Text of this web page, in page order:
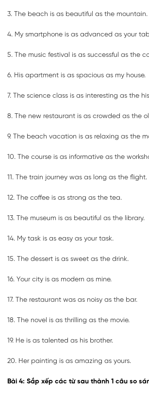
3. The beach is as beautiful as the mountain.
4. My smartphone is as advanced as your
5. The music festival is as successful as the
6. His apartment is as spacious as my house.
7. The science class is as interesting as the
8. The new restaurant is as crowded as the
9. The beach vacation is as relaxing as the
10. The course is as informative as the
11. The train journey was as long as the flight.
12. The coffee is as strong as the tea.
13. The museum is as beautiful as the library.
14. My task is as easy as your task.
15. The dessert is as sweet as the drink.
16. Your city is as modern as mine.
17. The restaurant was as noisy as the bar.
18. The novel is as thrilling as the movie.
19. He is as talented as his brother.
20. Her painting is as amazing as yours.
Bài 4: Sắp xếp các từ sau thành 1 câu so